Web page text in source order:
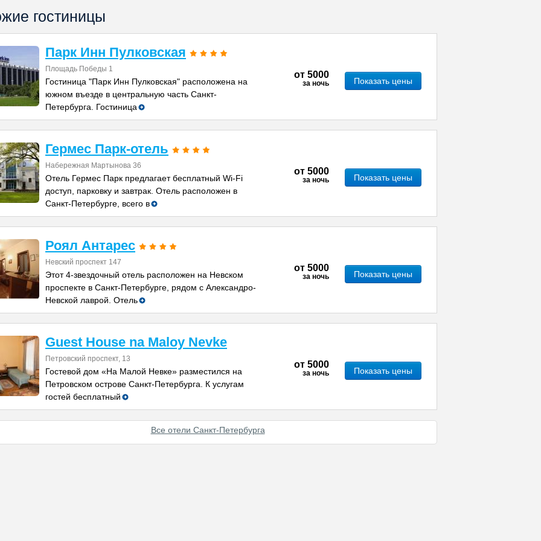
гостиницы
Парк Инн Пулковская
Площадь Победы 1
Гостиница "Парк Инн Пулковская" расположена на
южном въезде в центральную часть Санкт-
Петербурга. Гостиница
от 5000
за ночь Показать цены
Гермес Парк-отель
Набережная Мартынова 36
Отель Гермес Парк предлагает бесплатный Wi-Fi
доступ, парковку и завтрак. Отель расположен в
Санкт-Петербурге, всего в
от 5000
за ночь Показать цены
Роял Антарес
Невский проспект 147
Этот 4-звездочный отель расположен на Невском
проспекте в Санкт-Петербурге, рядом с Александро-
Невской лаврой. Отель
от 5000
за ночь Показать цены
Guest House na Maloy Nevke
Петровский проспект, 13
Гостевой дом «На Малой Невке» разместился на
Петровском острове Санкт-Петербурга. К услугам
гостей бесплатный
от 5000
за ночь Показать цены
Все отели Санкт-Петербурга